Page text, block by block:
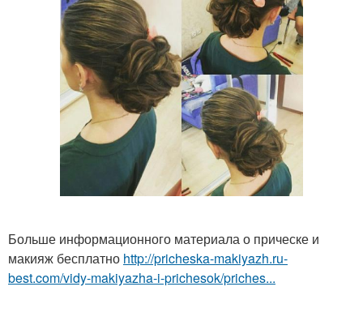
Больше информационного материала о прическе и
макияж бесплатно http://pricheska-makiyazh.ru-
best.com/vidy-makiyazha-i-prichesok/priches...